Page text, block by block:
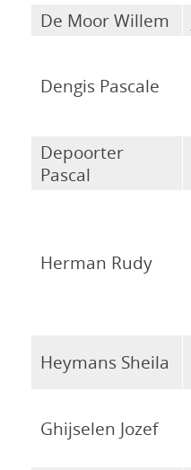
De Moor Willem
Dengis Pascale
Depoorter
Pascal
Herman Rudy
Heymans Sheila
Ghijselen Jozef